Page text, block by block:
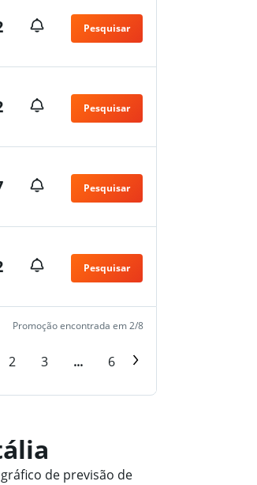
Pesquisar
Pesquisar
Pesquisar
Pesquisar
Promoção encontrada em 2/8
2 3 ... 6
de previsão de